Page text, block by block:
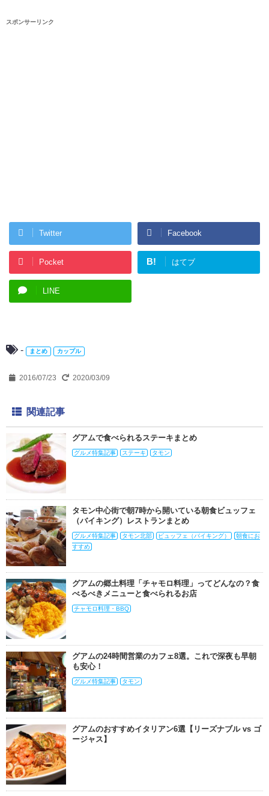
スポンサーリンク
Twitter Facebook
Pocket B! はてブ
LINE
- まとめ カップル
2016/07/23 2020/03/09
関連記事
グアムで食べられるステーキまとめ
グルメ特集記事 ステーキ タモン
タモン中心街で朝7時から開いている朝食ビュッフェ
（バイキング）レストランまとめ
グルメ特集記事 タモン北部 ビュッフェ（バイキング）
朝食にお
すすめ
グアムの郷土料理「チャモロ料理」ってどんなの？食
べるべきメニューと食べられるお店
チャモロ料理・BBQ
グアムの24時間営業のカフェ8選。これで深夜も早朝
も安心！
グルメ特集記事 タモン
グアムのおすすめイタリアン6選【リーズナブル vs ゴ
ージャス】